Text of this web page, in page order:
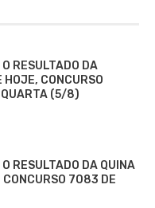
RESULTADO DA
HOJE, CONCURSO
(5/8)
RESULTADO DA QUINA
CONCURSO 7083 DE